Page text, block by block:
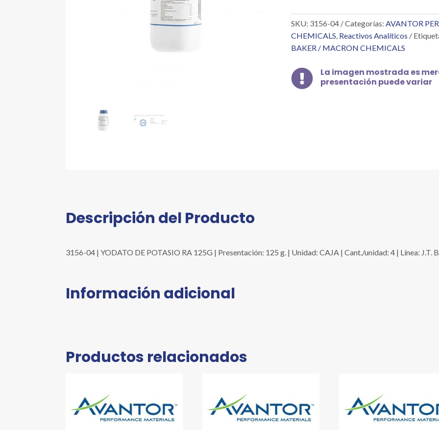
YODATO
DE
POTASIO
RA
cantidad
SKU: 3156-04 Categorías:AVANTOR
CHEMICALS, Reactivos Analíticos
BAKER / MACRON CHEMICALS

La imagen mostrada es
presentación puede variar
Descripción del Producto
3156-04 | YODATO DE POTASIO RA 125G | Presentación: 125 g. | Unidad: CAJA | Cant./unidad: 4 | Línea: J.T.
Información adicional
Productos relacionados